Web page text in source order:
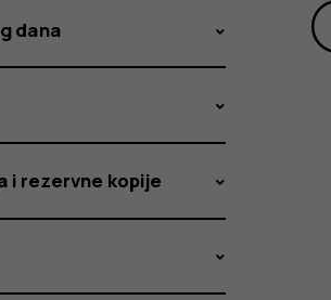
dana
i rezervne kopije